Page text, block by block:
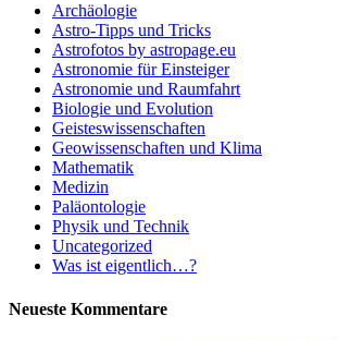
Archäologie
Astro-Tipps und Tricks
Astrofotos by astropage.eu
Astronomie für Einsteiger
Astronomie und Raumfahrt
Biologie und Evolution
Geisteswissenschaften
Geowissenschaften und Klima
Mathematik
Medizin
Paläontologie
Physik und Technik
Uncategorized
Was ist eigentlich…?
Neueste Kommentare